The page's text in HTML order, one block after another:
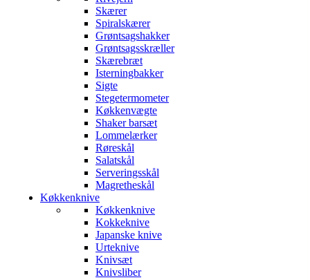
Skærer
Spiralskærer
Grøntsagshakker
Grøntsagsskræller
Skærebræt
Isterningbakker
Sigte
Stegetermometer
Køkkenvægte
Shaker barsæt
Lommelærker
Røreskål
Salatskål
Serveringsskål
Magretheskål
Køkkenknive
Køkkenknive
Kokkeknive
Japanske knive
Urteknive
Knivsæt
Knivsliber